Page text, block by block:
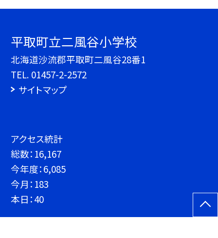
平取町立二風谷小学校
北海道沙流郡平取町二風谷28番1
TEL. 01457-2-2572
サイトマップ
アクセス統計
総数： 16,167
今年度：6,085
今月： 183
本日：40